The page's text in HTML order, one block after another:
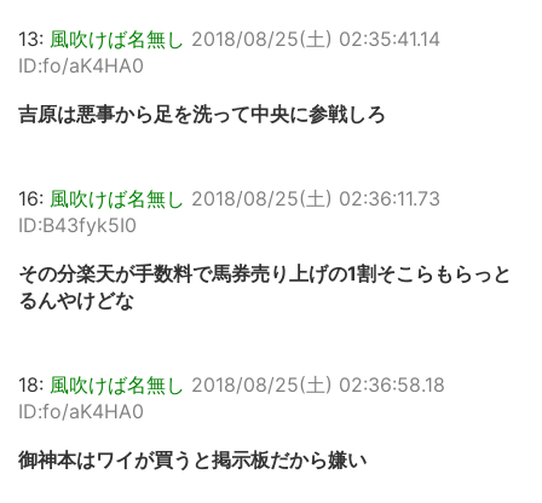
13: 風吹けば名無し 2018/08/25(土) 02:35:41.14
ID:fo/aK4HA0
吉原は悪事から足を洗って中央に参戦しろ
16: 風吹けば名無し 2018/08/25(土) 02:36:11.73
ID:B43fyk5I0
その分楽天が手数料で馬券売り上げの1割そこらもらっと
るんやけどな
18: 風吹けば名無し 2018/08/25(土) 02:36:58.18
ID:fo/aK4HA0
御神本はワイが買うと掲示板だから嫌い